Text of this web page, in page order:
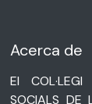
Acerca de
El COL·LEGI
SOCIALS DE